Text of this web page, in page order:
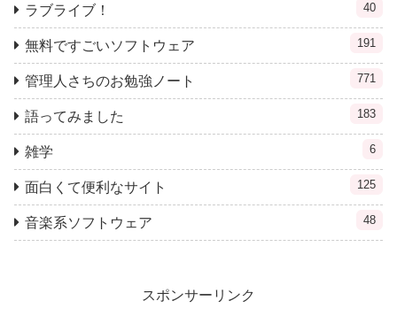
ラブライブ！ 40
無料ですごいソフトウェア 191
管理人さちのお勉強ノート 771
語ってみました 183
雑学 6
面白くて便利なサイト 125
音楽系ソフトウェア 48
スポンサーリンク